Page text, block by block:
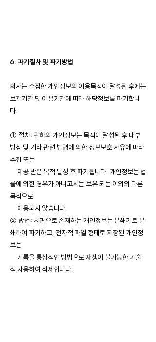
6. 파기절차 및 파기방법
회사는 수집한 개인정보의 이용목적이 달성된 후에는
보관기간 및 이용기간에 따라 해당정보를 파기합니
다.
① 절차: 귀하의 개인정보는 목적이 달성된 후 내부
방침 및 기타 관련 법령에 의한 정보보호 사유에 따라
수집 또는
제공 받은 목적 달성 후 파기됩니다. 개인정보는 법
률에 의한 경우가 아니고서는 보유 되는 이외의 다른
목적으로
이용되지 않습니다.
② 방법: 서면으로 존재하는 개인정보는 분쇄기로 분
쇄하여 파기하고, 전자적 파일 형태로 저장된 개인정
보는
기록을 통상적인 방법으로 재생이 불가능한 기술
적 사용하여 삭제합니다.